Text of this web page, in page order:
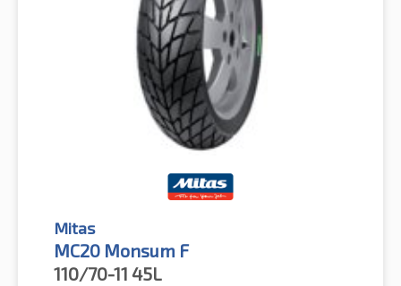
Mitas
MC20 Monsum F
110/70-11 45L